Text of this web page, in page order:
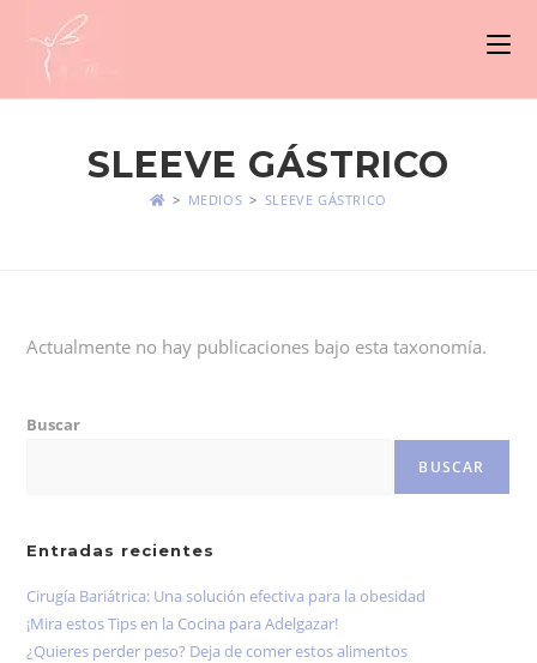
SLEEVE GÁSTRICO
> MEDIOS > SLEEVE GÁSTRICO
Actualmente no hay publicaciones bajo esta taxonomía.
Buscar
BUSCAR
Entradas recientes
Cirugía Bariátrica: Una solución efectiva para la obesidad
¡Mira estos Tips en la Cocina para Adelgazar!
¿Quieres perder peso? Deja de comer estos alimentos